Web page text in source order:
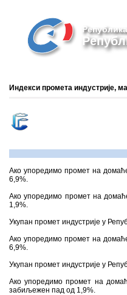
Индекси промета индустријe,
Ако упоредимо промет на
6,9%.
Ако упоредимо промет на
1,9%.
Укупан промет индустрије у
Ако упоредимо промет на
6,9%.
Укупан промет индустрије у
Ако упоредимо промет на
забиљежен пад од 1,9%.